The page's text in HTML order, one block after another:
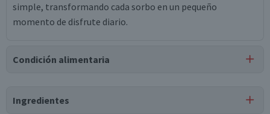
simple, transformando cada sorbo en un pequeño
momento de disfrute diario.
Condición alimentaria
Ingredientes